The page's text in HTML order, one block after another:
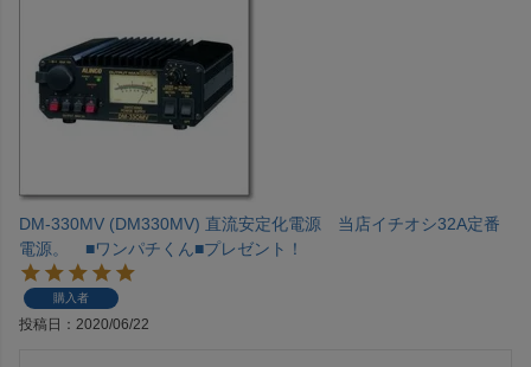
DM-330MV (DM330MV) 直流安定化電源 当店イチオシ32A定番
電源。 ■ワンパチくん■プレゼント！
購入者
投稿日 2020/06/22